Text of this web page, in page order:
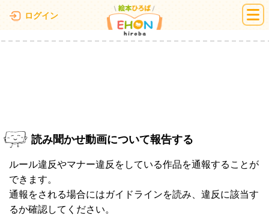
ログイン 絵本ひろば
読み聞かせ動画について報告する
ルール違反やマナー違反をしている作品を通報することが
できます。
通報をされる場合にはガイドラインを読み、違反に該当す
るか確認してください。